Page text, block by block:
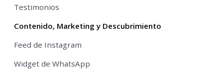
Testimonios
Contenido, Marketing y Descubrimiento
Feed de Instagram
Widget de WhatsApp